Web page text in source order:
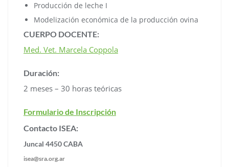
Producción de leche I
Modelización económica de la producción ovina
CUERPO DOCENTE:
Med. Vet. Marcela Coppola
Duración:
2 meses – 30 horas teóricas
Formulario de Inscripción
Contacto ISEA:
Juncal 4450 CABA
isea@sra.org.ar